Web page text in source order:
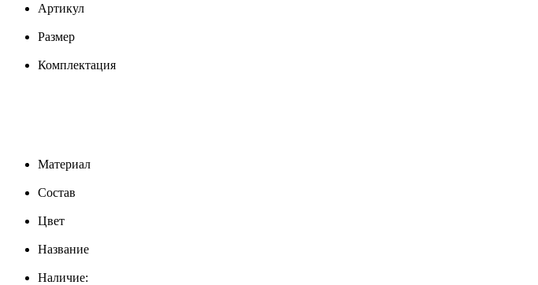
Артикул
Размер
Комплектация
Материал
Состав
Цвет
Название
Наличие: